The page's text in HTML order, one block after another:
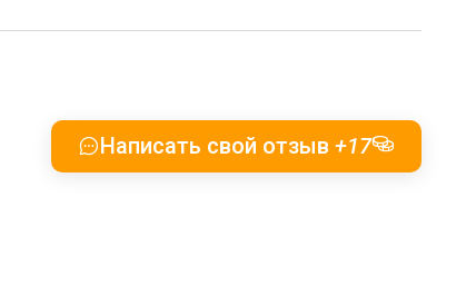
Написать свой отзыв +17